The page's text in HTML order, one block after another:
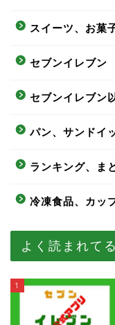
スイーツ、お菓
セブンイレブン
セブンイレブン
パン、サンドイ
ランキング、ま
冷凍食品、カッ
よく読まれて
1